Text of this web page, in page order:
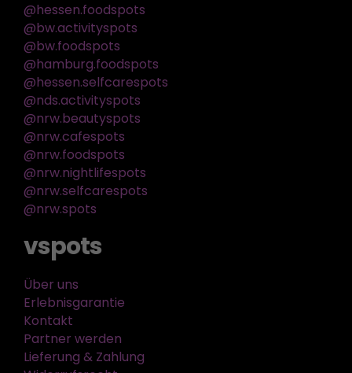
@hessen.foodspots
@bw.activityspots
@bw.foodspots
@hamburg.foodspots
@hessen.selfcarespots
@nds.activityspots
@nrw.beautyspots
@nrw.cafespots
@nrw.foodspots
@nrw.nightlifespots
@nrw.selfcarespots
@nrw.spots
vspots
Über uns
Erlebnisgarantie
Kontakt
Partner werden
Lieferung & Zahlung